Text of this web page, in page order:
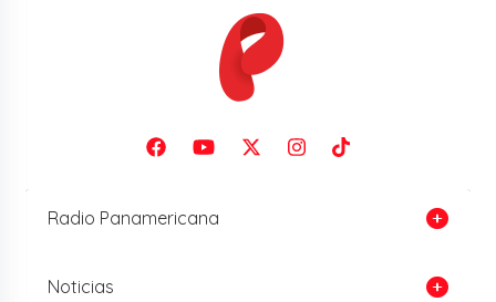
Radio Panamericana
Noticias